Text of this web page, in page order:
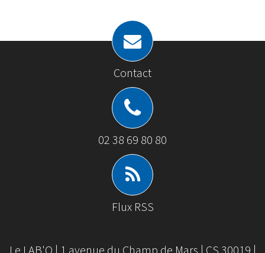
Contact
02 38 69 80 80
Flux RSS
Le LAB'O | 1 avenue du Champ de Mars | CS 30019 |